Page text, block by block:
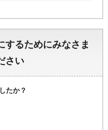
するためにみなさま
さい
たか？